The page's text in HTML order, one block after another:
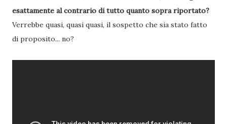
esattamente al contrario di tutto quanto sopra riportato?
Verrebbe quasi, quasi quasi, il sospetto che sia stato fatto
di proposito... no?